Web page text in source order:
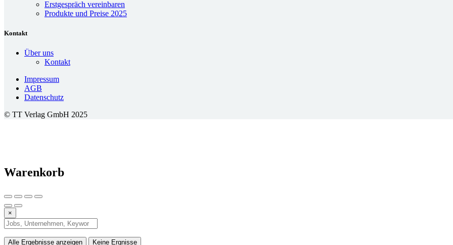
Erstgespräch vereinbaren
Produkte und Preise 2025
Kontakt
Über uns
Kontakt
Impressum
AGB
Datenschutz
© TT Verlag GmbH 2025
Warenkorb
×
Alle Ergebnisse anzeigen Keine Ergnisse